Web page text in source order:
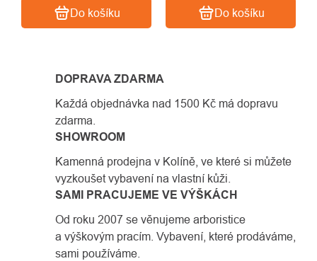
Do košíku Do košíku
DOPRAVA ZDARMA
Každá objednávka nad 1500 Kč má dopravu
zdarma.
SHOWROOM
Kamenná prodejna v Kolíně, ve které si můžete
vyzkoušet vybavení na vlastní kůži.
SAMI PRACUJEME VE VÝŠKÁCH
Od roku 2007 se věnujeme arboristice
a výškovým pracím. Vybavení, které prodáváme,
sami používáme.